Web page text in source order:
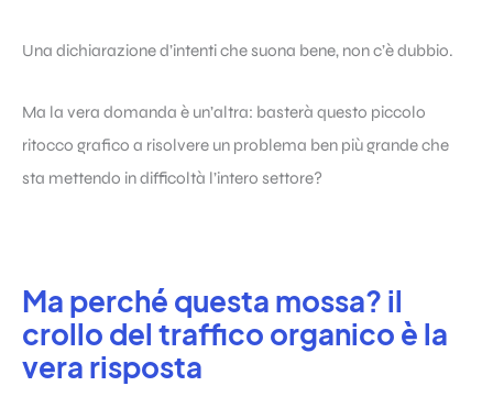
Una dichiarazione d’intenti che suona bene, non c’è dubbio.
Ma la vera domanda è un’altra: basterà questo piccolo
ritocco grafico a risolvere un problema ben più grande che
sta mettendo in difficoltà l’intero settore?
Ma perché questa mossa? il
crollo del traffico organico è la
vera risposta